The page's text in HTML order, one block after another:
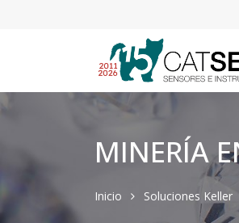
MINERÍA
Inicio Soluciones Keller